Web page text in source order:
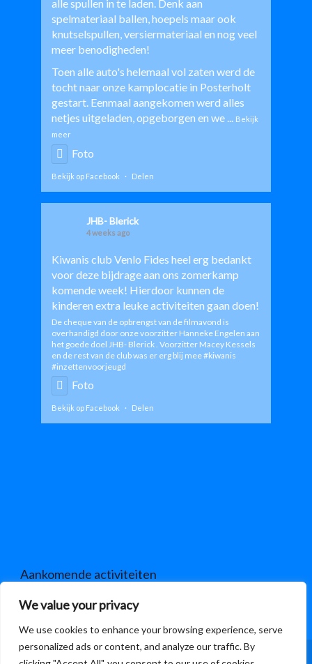
We value your privacy
We use cookies to enhance your browsing experience, serve
personalized ads or content, and analyze our traffic. By
alle spullen in te laden. Denk aan
spelmateriaal ballen, hoepels maar ook
knutselspullen, versiermateriaal en nog veel
meer benodigheden!
Toen alle auto's helemaal vol zaten werd de
tocht naar onze kamplocatie in Posterholt
gestart. Eenmaal aangekomen werd alles
netjes uitgeladen, opgeborgen en we ... Bekijk
meer
Foto
Bekijk op Facebook · Delen
JHB- Blerick
4 weeks ago
Kiwanis club Venlo Fides heel erg bedankt
voor deze bijdrage aan ons zomerkamp
komende week! Hierdoor kunnen de
kinderen extra leuke activiteiten gaan doen!
De cheque van de opbrengst van de filmavond is
overhandigd door onze voorzitter Hanneke Engelen aan
het goede doel JHB- Blerick . Voorzitter Macey Kessels
en de rest van de club was er erg blij mee#kiwanis
#inzettenvoorjeugd
Foto
Bekijk op Facebook · Delen
Aankomende activiteiten
Er zijn geen aankomende evenementen.
Copyrights: Jeugdbeweging Sint Hubertus